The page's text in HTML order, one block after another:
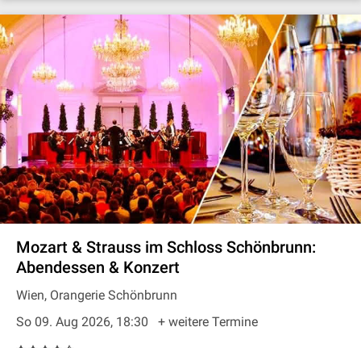
Mozart & Strauss im Schloss Schönbrunn:
Abendessen & Konzert
Wien, Orangerie Schönbrunn
So 09. Aug 2026, 18:30
+ weitere Termine